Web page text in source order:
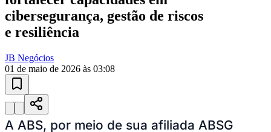
10 anos de JBnovo portalconfira as novidades
10 anos de JB
Esportes ao Vivo
atualizadas
Paulistão, Brasileirão, Champions League e mais. Placar em tempo
real, classificação e notícias esportivas.